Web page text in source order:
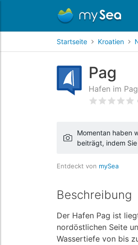
Startseite Kroatien
Pag
Hafen im
bewertet0
Momentan haben
beiträgt, indem
Entdeckt von mySea
Beschreibung
Der Hafen Pag ist
nordöstlichen Seite
Wassertiefe von bis